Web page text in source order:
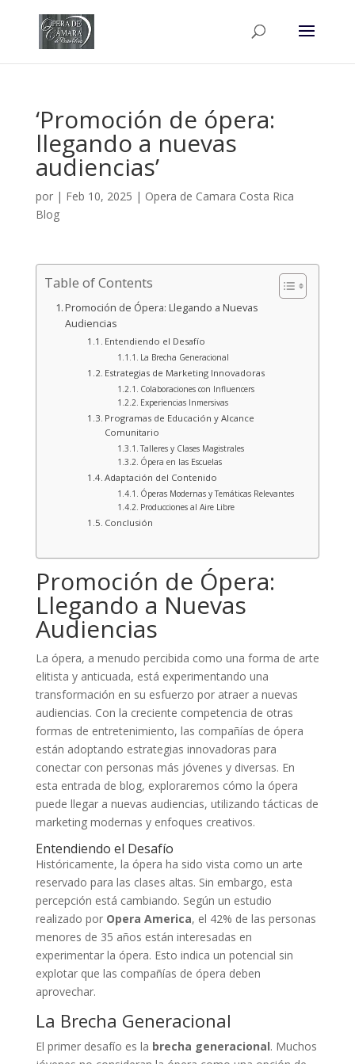
‘Promoción de ópera:
llegando a nuevas
audiencias’
por | Feb 10, 2025 | Opera de Camara Costa Rica
Blog
Table of Contents
Promoción de Ópera: Llegando a Nuevas
Audiencias
Entendiendo el Desafío
La Brecha Generacional
Estrategias de Marketing Innovadoras
Colaboraciones con Influencers
Experiencias Inmersivas
Programas de Educación y Alcance
Comunitario
Talleres y Clases Magistrales
Ópera en las Escuelas
Adaptación del Contenido
Óperas Modernas y Temáticas Relevantes
Producciones al Aire Libre
Conclusión
Promoción de Ópera:
Llegando a Nuevas
Audiencias
La ópera, a menudo percibida como una forma de arte
elitista y anticuada, está experimentando una
transformación en su esfuerzo por atraer a nuevas
audiencias. Con la creciente competencia de otras
formas de entretenimiento, las compañías de ópera
están adoptando estrategias innovadoras para
conectar con personas más jóvenes y diversas. En
esta entrada de blog, exploraremos cómo la ópera
puede llegar a nuevas audiencias, utilizando tácticas de
marketing modernas y enfoques creativos.
Entendiendo el Desafío
Históricamente, la ópera ha sido vista como un arte
reservado para las clases altas. Sin embargo, esta
percepción está cambiando. Según un estudio
realizado por Opera America, el 42% de las personas
menores de 35 años están interesadas en
experimentar la ópera. Esto indica un potencial sin
explotar que las compañías de ópera deben
aprovechar.
La Brecha Generacional
El primer desafío es la brecha generacional. Muchos